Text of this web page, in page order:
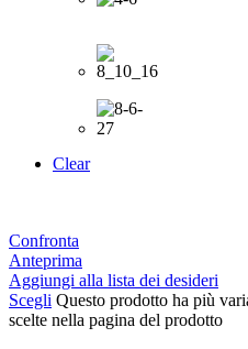
Clear
Confronta
Anteprima
Aggiungi alla lista dei desideri
Scegli Questo prodotto ha più
scelte nella pagina del prodotto